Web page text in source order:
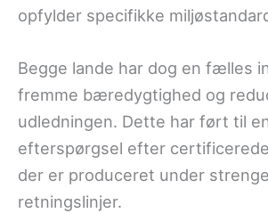
opfylder specifikke
Begge lande har dog en fælles
fremme bæredygtighed og
udledningen. Dette har ført til
efterspørgsel efter
der er produceret under
retningslinjer.